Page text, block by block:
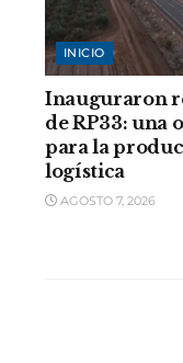
INICIO
Inauguraron
de RP33: una
para la
logística
AGOSTO 7, 2026